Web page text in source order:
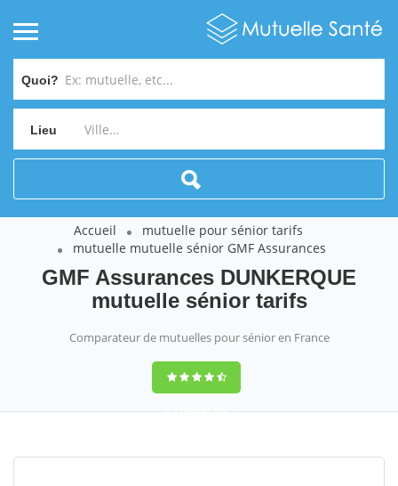
Quoi?
Lieu
Accueil
mutuelle pour sénior tarifs
mutuelle mutuelle sénior GMF Assurances
GMF Assurances DUNKERQUE
mutuelle sénior tarifs
Comparateur de mutuelles pour sénior en France
9,2(100%)452